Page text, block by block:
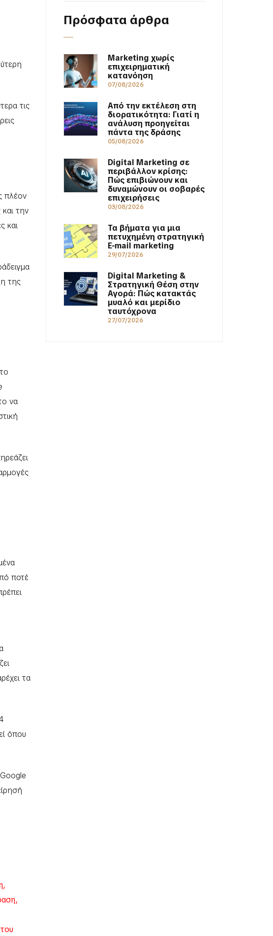
τις
πλέον
την
και
της
να
ποτέ
τα
όπου
Πρόσφατα άρθρα
Marketing χωρίς
επιχειρηματική
κατανόηση
07/08/2026
Από την εκτέλεση στη
διορατικότητα: Γιατί η
ανάλυση προηγείται
πάντα της δράσης
05/08/2026
Digital Marketing σε
περιβάλλον κρίσης:
Πώς επιβιώνουν και
δυναμώνουν οι σοβαρές
επιχειρήσεις
03/08/2026
Τα βήματα για μια
πετυχημένη στρατηγική
E-mail marketing
29/07/2026
Digital Marketing &
Στρατηγική Θέση στην
Αγορά: Πώς κατακτάς
μυαλό και μερίδιο
ταυτόχρονα
27/07/2026